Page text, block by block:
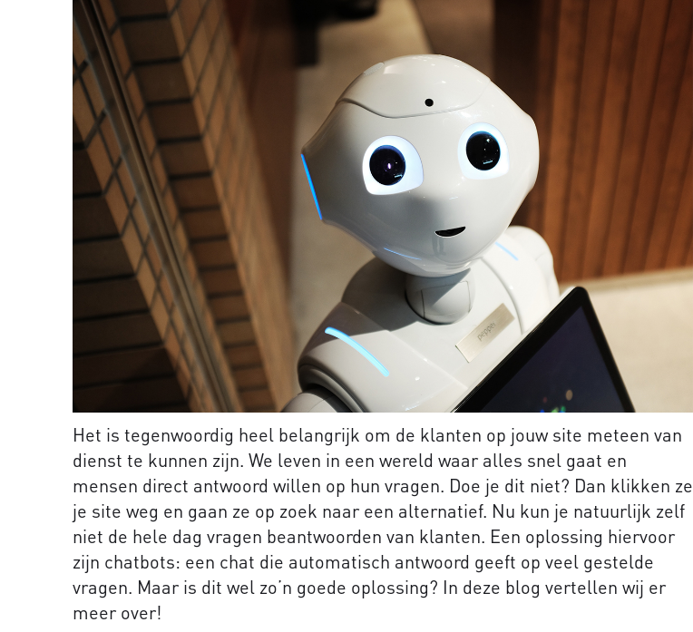
Het is tegenwoordig heel belangrijk om de klanten op jouw site meteen van
dienst te kunnen zijn. We leven in een wereld waar alles snel gaat en
mensen direct antwoord willen op hun vragen. Doe je dit niet? Dan klikken ze
je site weg en gaan ze op zoek naar een alternatief. Nu kun je natuurlijk zelf
niet de hele dag vragen beantwoorden van klanten. Een oplossing hiervoor
zijn chatbots: een chat die automatisch antwoord geeft op veel gestelde
vragen. Maar is dit wel zo’n goede oplossing? In deze blog vertellen wij er
meer over!